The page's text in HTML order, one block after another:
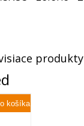
produkty
50 g